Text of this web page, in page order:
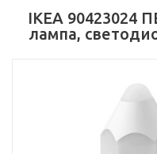
IKEA 90423024
лампа,